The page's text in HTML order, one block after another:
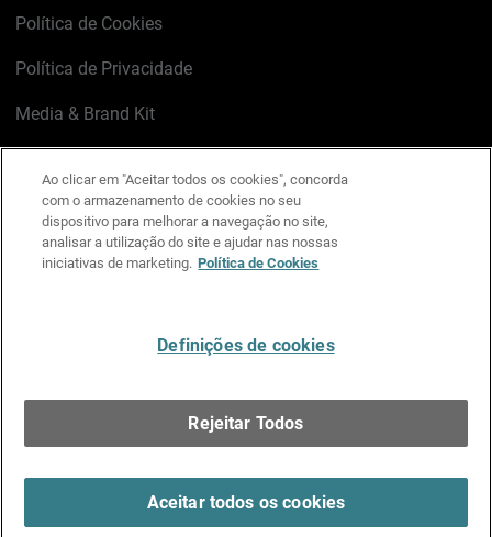
Política de Cookies
Política de Privacidade
Media & Brand Kit
LinkedIn
X FacebookInstagram
YouTube
Ao clicar em "Aceitar todos os cookies", concorda
com o armazenamento de cookies no seu
dispositivo para melhorar a navegação no site,
analisar a utilização do site e ajudar nas nossas
iniciativas de marketing. Política de Cookies
Definições de cookies
Rejeitar Todos
Aceitar todos os cookies